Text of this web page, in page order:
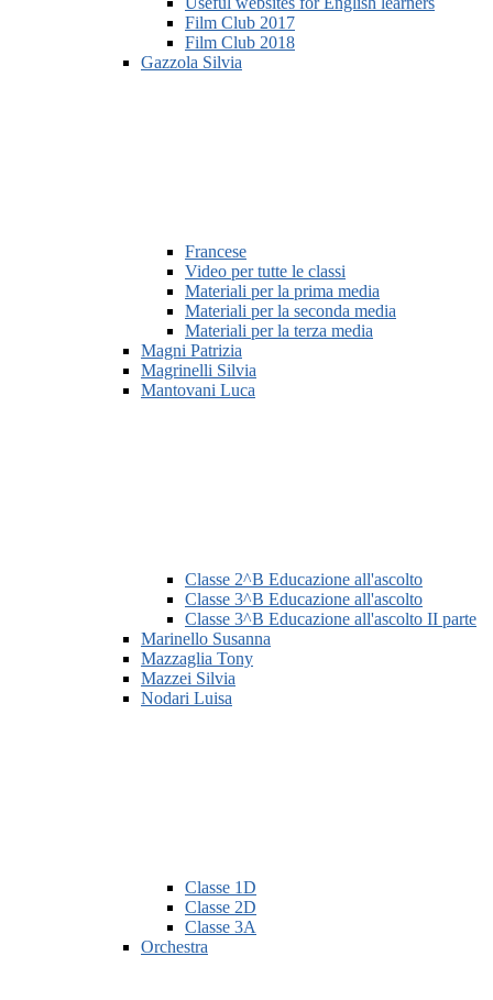
Film Club 2017
Film Club 2018
Gazzola Silvia
Francese
Video per tutte le classi
Materiali per la prima media
Materiali per la seconda media
Materiali per la terza media
Magni Patrizia
Magrinelli Silvia
Mantovani Luca
Classe 2^B Educazione all'ascolto
Classe 3^B Educazione all'ascolto
Classe 3^B Educazione all'ascolto II parte
Marinello Susanna
Mazzaglia Tony
Mazzei Silvia
Nodari Luisa
Classe 1D
Classe 2D
Classe 3A
Orchestra